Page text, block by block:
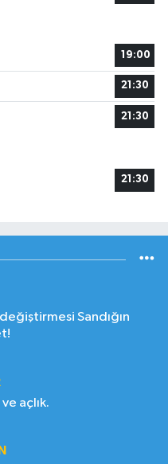
19:00
21:30
21:30
21:30
Sandığın
açlık.